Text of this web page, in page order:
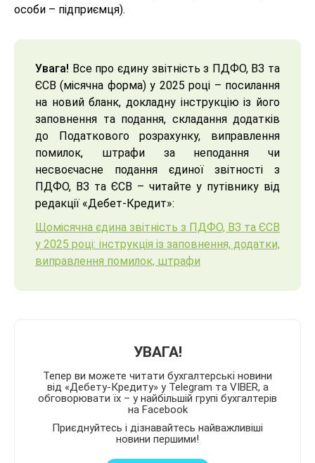
особи – підприємця).
Увага! Все про єдину звітність з ПДФО, ВЗ та
ЄСВ (місячна форма) у 2025 році – посилання
на новий бланк, докладну інструкцію із його
заповнення та подання, складання додатків
до Податкового розрахунку, виправлення
помилок, штрафи за неподання чи
несвоєчасне подання єдиної звітності з
ПДФО, ВЗ та ЄСВ – читайте у путівнику від
редакції «Дебет-Кредит»:
Щомісячна єдина звітність з ПДФО, ВЗ та ЄСВ
у 2025 році: інструкція із заповнення, додатки,
виправлення помилок, штрафи
УВАГА!
Тепер ви можете читати бухгалтерські новини
від «Дебету-Кредиту» у Telegram та VIBER, а
обговорювати їх – у найбільшій групі бухгалтерів
на Facebook
Приєднуйтесь і дізнавайтесь найважливіші
новини першими!